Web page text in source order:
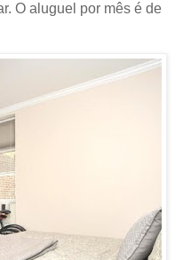
O aluguel por mês é de